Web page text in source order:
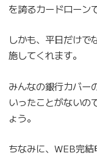
を誇るカードローン
しかも、平日だけで
施してくれます。
みんなの銀行カバー
いったことがないの
ょう。
ちなみに、WEB完